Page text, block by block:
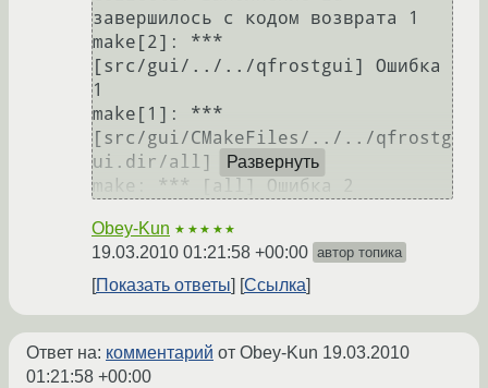
завершилось с кодом возврата 1
make[2]: ***
[src/gui/../../qfrostgui] Ошибка
1
make[1]: ***
[src/gui/CMakeFiles/../../qfrostg
ui.dir/all] Ошибка 2
Развернуть
Obey-Kun ★★★★★
19.03.2010 01:21:58 +00:00 автор топика
Показать ответы Ссылка
Ответ на: комментарий от Obey-Kun 19.03.2010
01:21:58 +00:00